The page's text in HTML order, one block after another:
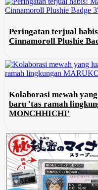
Peringatan terjual
Cinnamoroll Plushie
Kolaborasi mewah
baru 'tas ramah
MONCHHICHI'